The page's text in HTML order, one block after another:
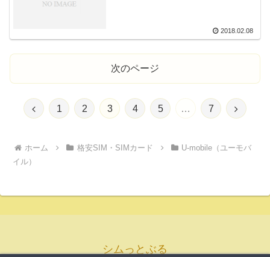
2018.02.08
次のページ
前
1 2 3 4 5 … 7
次
ホーム 格安SIM・SIMカード
U-mobile（ユーモバ
イル）
シムっとぶる